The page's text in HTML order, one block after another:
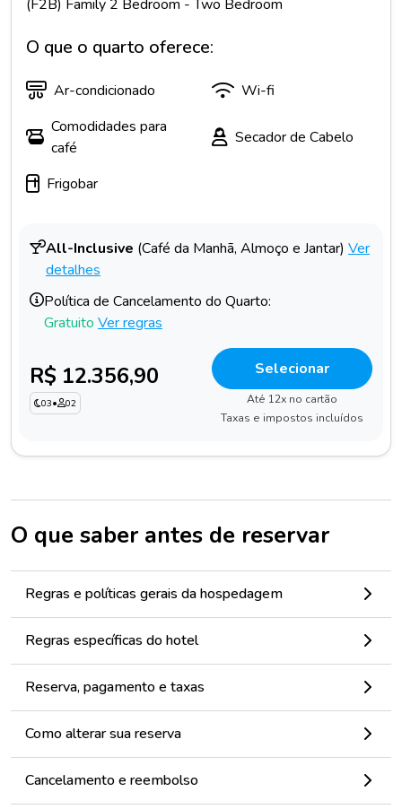
(F2B) Family 2 Bedroom - Two Bedroom
O que o quarto oferece:
Ar-condicionado
Wi-fi
Comodidades para
café
Secador de Cabelo
Frigobar
All-Inclusive (Café da Manhã, Almoço e Jantar) Ver
detalhes
Política de Cancelamento do Quarto:
Gratuito Ver regras
R$ 12.356,90
03• 02
Selecionar
Até 12x no cartão
Taxas e impostos incluídos
O que saber antes de reservar
Regras e políticas gerais da hospedagem
Regras específicas do hotel
Reserva, pagamento e taxas
Como alterar sua reserva
Cancelamento e reembolso